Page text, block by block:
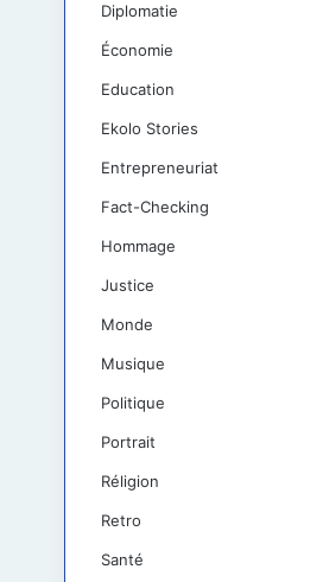
Diplomatie
Économie
Education
Ekolo Stories
Entrepreneuriat
Fact-Checking
Hommage
Justice
Monde
Musique
Politique
Portrait
Réligion
Retro
Santé